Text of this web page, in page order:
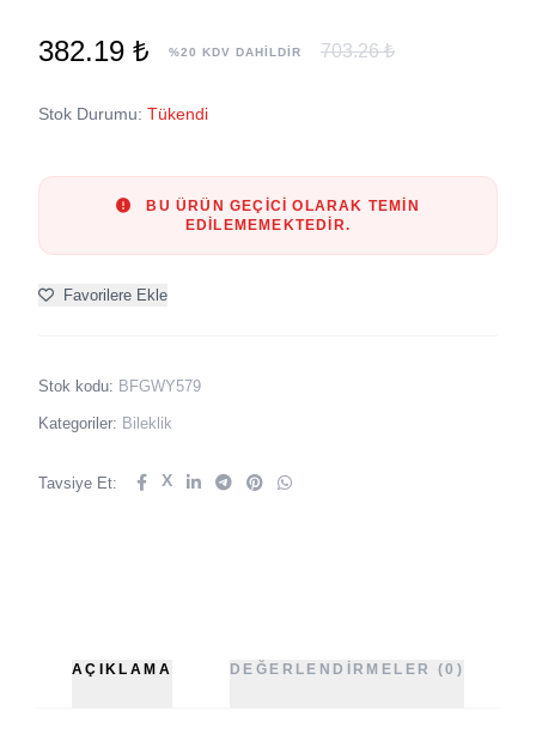
382.19 ₺ %20 KDV DAHİLDİR 703.26 ₺
Stok Durumu: Tükendi
BU ÜRÜN GEÇICI OLARAK TEMIN
EDILEMEMEKTEDIR.
Favorilere Ekle
Stok kodu: BFGWY579
Kategoriler: Bileklik
Tavsiye Et: X
AÇIKLAMA DEĞERLENDIRMELER (0)